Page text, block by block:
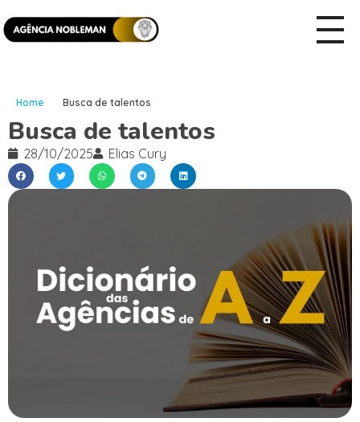
Home Busca de talentos
Busca de talentos
28/10/2025 Elias Cury